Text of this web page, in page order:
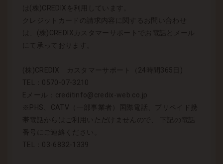
は(株)CREDIXを利用しています。
クレジットカードの請求内容に関するお問い合わせ
は、(株)CREDIXカスタマーサポートでお電話とメール
にて承っております。
(株)CREDIX カスタマーサポート（24時間365日)
TEL：0570-07-3210
Eメール：creditinfo@credix-web.co.jp
※PHS、CATV（一部事業者）国際電話、プリペイド携
帯電話からはご利用いただけませんので、 下記の電話
番号にご連絡ください。
TEL：03-6832-1339